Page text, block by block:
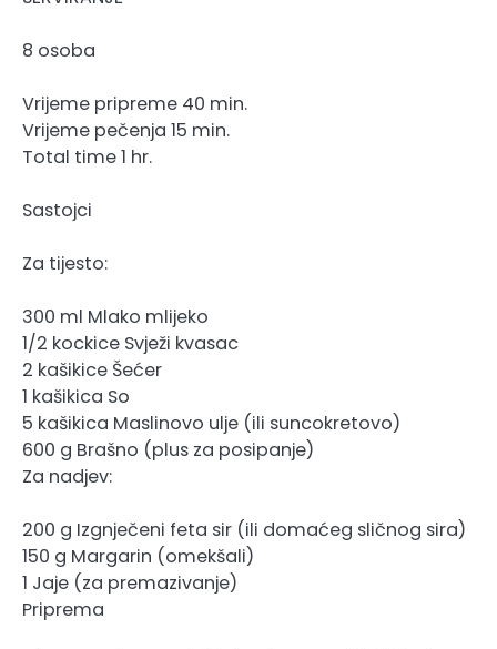
8 osoba
Vrijeme pripreme 40 min.
Vrijeme pečenja 15 min.
Total time 1 hr.
Sastojci
Za tijesto:
300 ml Mlako mlijeko
1/2 kockice Svježi kvasac
2 kašikice Šećer
1 kašikica So
5 kašikica Maslinovo ulje (ili suncokretovo)
600 g Brašno (plus za posipanje)
Za nadjev:
200 g Izgnječeni feta sir (ili domaćeg sličnog sira)
150 g Margarin (omekšali)
1 Jaje (za premazivanje)
Priprema